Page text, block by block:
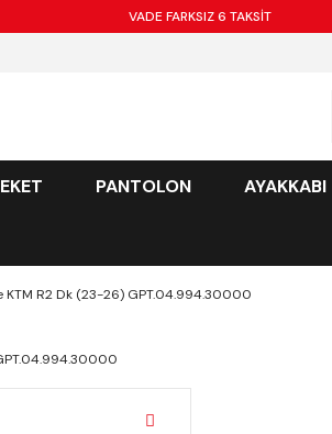
VADE FARKSIZ 6 TAKSİT
PANTOLON AYAKKABI
KTM R2 Dk (23-26) GPT.04.994.30000